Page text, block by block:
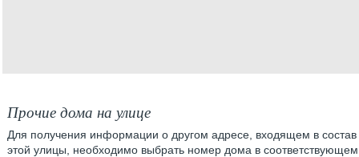
Прочие дома на улице
Для получения информации о другом адресе, входящем в состав
этой улицы, необходимо выбрать номер дома в соответствующем